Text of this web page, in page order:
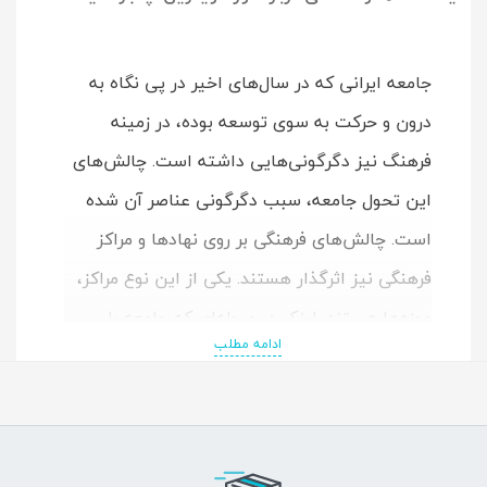
جامعه ایرانی که در سال‌های اخیر در پی نگاه به
درون و حرکت به سوی توسعه بوده، در زمینه
فرهنگ نیز دگرگونی‌هایی داشته است. چالش‌های
این تحول جامعه، سبب دگرگونی عناصر آن شده
است. چالش‌های فرهنگی بر روی نهادها و مراکز
فرهنگی نیز اثرگذار هستند. یکی از این نوع مراکز،
توسعه خود رو به پویایی و حرکت زاینده دارد،
عقب مانده‌اند و بحران عقب ماندن از مردم و چالش
چگونه بودن را ایجاد کرده‌اند. کتاب حاضر منتخبی
ادامه مطلب